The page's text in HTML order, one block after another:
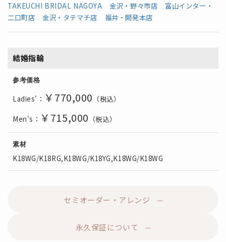
TAKEUCHI BRIDAL NAGOYA 金沢・野々市店
富山インター・
二口町店
金沢・タテマチ店 福井・開発本店
結婚指輪
参考価格
Ladies'： ￥770,000 （税込）
Men's： ￥715,000 （税込）
素材
K18WG/K18RG,K18WG/K18YG,K18WG/K18WG
セミオーダー・アレンジ
永久保証について